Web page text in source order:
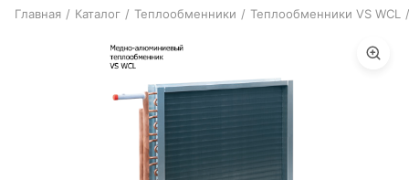
Главная / Каталог / Теплообменники / Теплообменники VS WCL